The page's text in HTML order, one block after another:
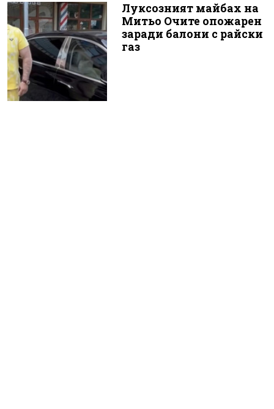
Луксозният майбах на
Митьо Очите опожарен
заради балони с райски
газ